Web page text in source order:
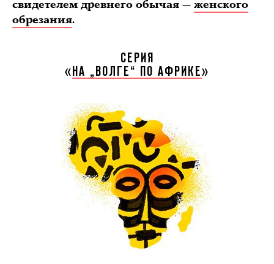
свидетелем древнего обычая — женского
обрезания.
СЕРИЯ
« НА „ВОЛГЕ“ ПО АФРИКЕ»